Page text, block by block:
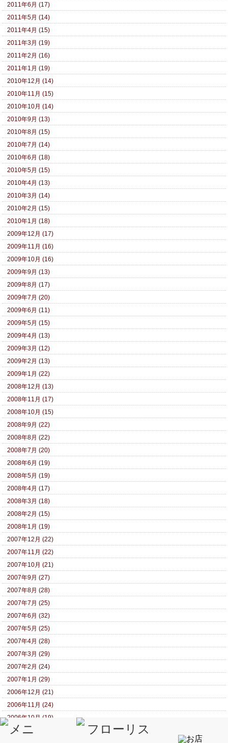
2011年6月 (17)
2011年5月 (14)
2011年4月 (15)
2011年3月 (19)
2011年2月 (16)
2011年1月 (19)
2010年12月 (14)
2010年11月 (15)
2010年10月 (14)
2010年9月 (13)
2010年8月 (15)
2010年7月 (14)
2010年6月 (18)
2010年5月 (15)
2010年4月 (13)
2010年3月 (14)
2010年2月 (15)
2010年1月 (18)
2009年12月 (17)
2009年11月 (16)
2009年10月 (16)
2009年9月 (13)
2009年8月 (17)
2009年7月 (20)
2009年6月 (11)
2009年5月 (15)
2009年4月 (13)
2009年3月 (12)
2009年2月 (13)
2009年1月 (22)
2008年12月 (13)
2008年11月 (17)
2008年10月 (15)
2008年9月 (22)
2008年8月 (22)
2008年7月 (20)
2008年6月 (19)
2008年5月 (19)
2008年4月 (17)
2008年3月 (18)
2008年2月 (15)
2008年1月 (19)
2007年12月 (22)
2007年11月 (22)
2007年10月 (21)
2007年9月 (27)
2007年8月 (28)
2007年7月 (25)
2007年6月 (32)
2007年5月 (25)
2007年4月 (28)
2007年3月 (29)
2007年2月 (24)
2007年1月 (29)
2006年12月 (21)
2006年11月 (24)
2006年10月 (19)
2006年9月 (18)